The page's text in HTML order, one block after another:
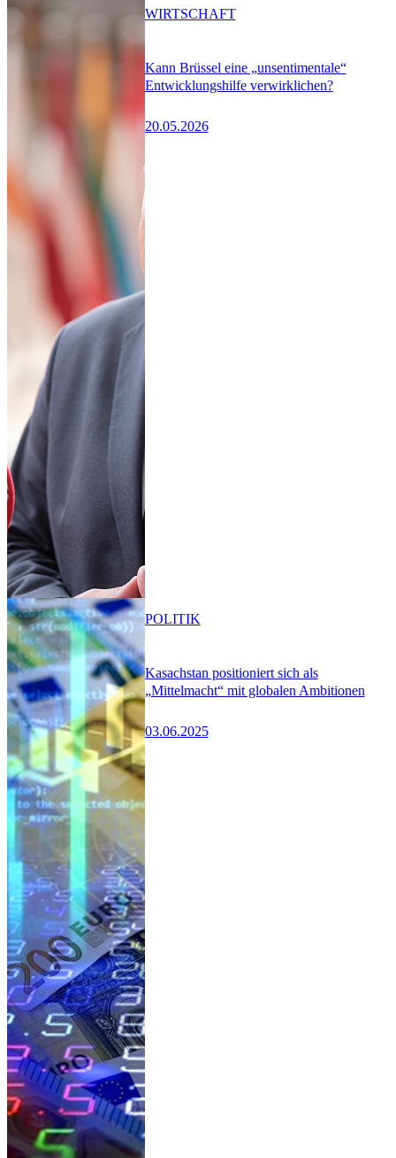
Kann Brüssel eine „unsentimentale“
Entwicklungshilfe verwirklichen?
20.05.2026
WIRTSCHAFT
Kasachstan positioniert sich als
„Mittelmacht“ mit globalen Ambitionen
03.06.2025
POLITIK